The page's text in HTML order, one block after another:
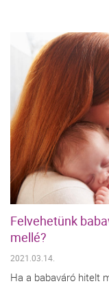
Felvehetünk
mellé?
2021.03.14.
Ha a babaváró hitelt